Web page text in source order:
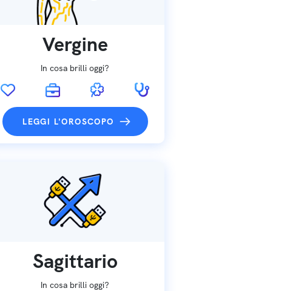
Vergine
In cosa brilli oggi?
LEGGI L'OROSCOPO
Sagittario
In cosa brilli oggi?